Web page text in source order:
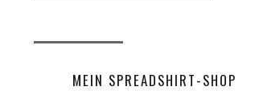
MEIN SPREADSHIRT-SHOP